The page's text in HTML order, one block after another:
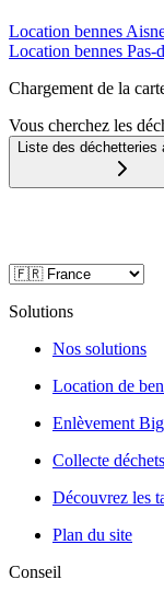
Location bennes
Location bennes Pas-
Chargement de la
Vous cherchez les
Liste des déchetteries
Solutions
Nos solutions
Location de
Enlèvement
Collecte
Découvrez les
Plan du site
Conseil